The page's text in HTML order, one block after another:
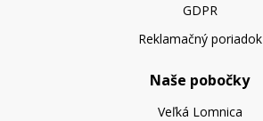
GDPR
Reklamačný poriadok
Naše pobočky
Veľká Lomnica